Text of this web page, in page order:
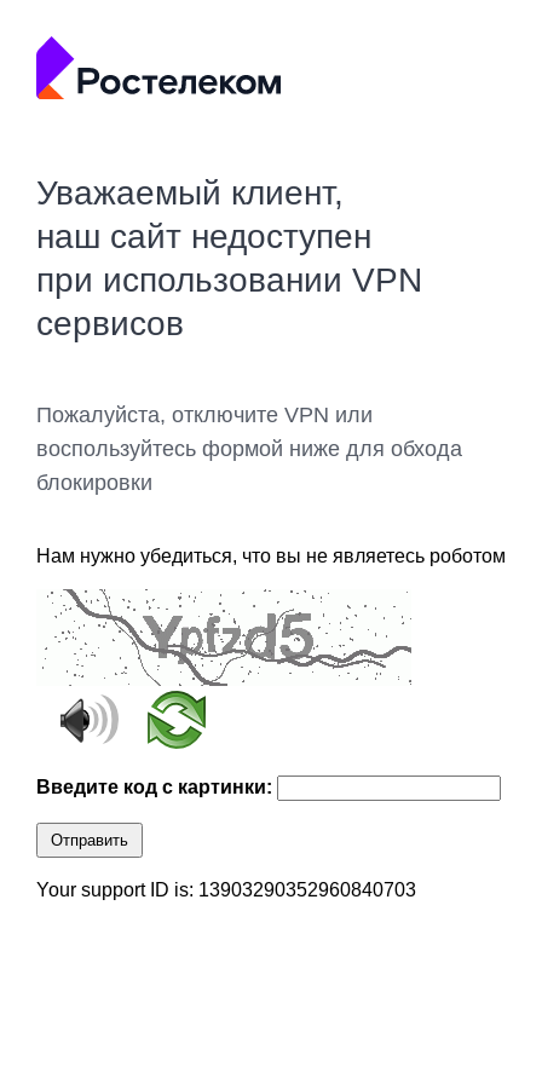
Уважаемый клиент,
наш сайт недоступен
при использовании VPN
сервисов
Пожалуйста, отключите VPN или
воспользуйтесь формой ниже для обхода
блокировки
Нам нужно убедиться, что вы не являетесь роботом
Введите код с картинки:
Отправить
Your support ID is: 13903290352960840703